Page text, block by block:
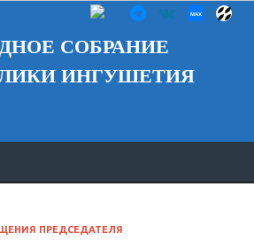
СОБРАНИЕ
ИНГУШЕТИЯ
ПРЕДСЕДАТЕЛЯ